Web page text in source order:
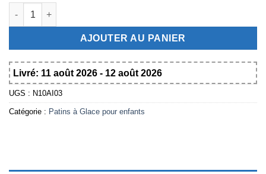
quantité de Patins à Glace double lames d'apprentissage
AJOUTER AU PANIER
Livré: 11 août 2026 - 12 août 2026
UGS : N10AI03
Catégorie : Patins à Glace pour enfants